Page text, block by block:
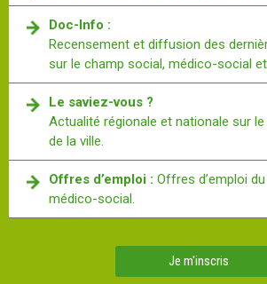
Doc-Info :
Recensement et diffusion des
sur le champ social, médico-social
Le saviez-vous ?
Actualité régionale et nationale sur
de la ville.
Offres d’emploi : Offres d’emploi
médico-social.
Je m'inscris